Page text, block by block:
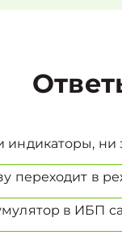
ни
переходит в
в ИБП